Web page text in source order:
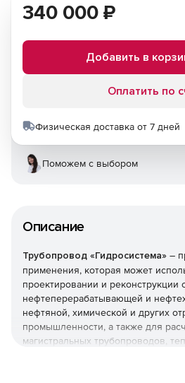
Описание
Трубопровод «Гидросистема» –
применения, которая может
проектировании и реконструкции
нефтеперерабатывающей и
нефтяной, химической и других
промышленности, а также для
магистральных трубопроводов,
340 000 ₽
Добавить в
Оплатить по
Физическая доставка от 7 дней
Поможем с выбором